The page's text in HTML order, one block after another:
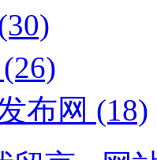
(26)
布网 (18)